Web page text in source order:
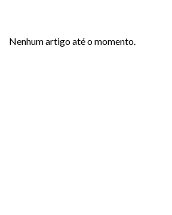
Nenhum artigo até o momento.